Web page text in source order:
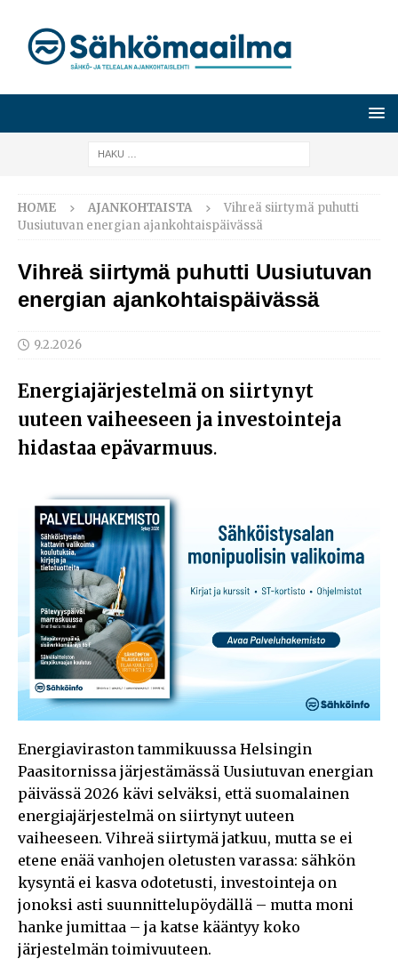
HOME AJANKOHTAISTA
Vihreä siirtymä puhutti
Uusiutuvan energian ajankohtaispäivässä
Vihreä siirtymä puhutti Uusiutuvan
energian ajankohtaispäivässä
9.2.2026
Energiajärjestelmä on siirtynyt
uuteen vaiheeseen ja investointeja
hidastaa epävarmuus.
Energiaviraston tammikuussa Helsingin
Paasitornissa järjestämässä Uusiutuvan energian
päivässä 2026 kävi selväksi, että suomalainen
energiajärjestelmä on siirtynyt uuteen
vaiheeseen. Vihreä siirtymä jatkuu, mutta se ei
etene enää vanhojen oletusten varassa: sähkön
kysyntä ei kasva odotetusti, investointeja on
jonoksi asti suunnittelupöydällä – mutta moni
hanke jumittaa – ja katse kääntyy koko
järjestelmän toimivuuteen.